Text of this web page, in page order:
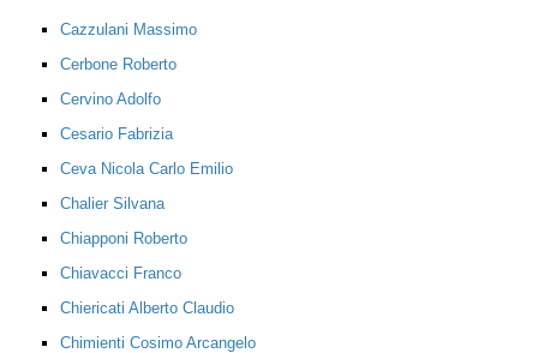
Cazzulani Massimo
Cerbone Roberto
Cervino Adolfo
Cesario Fabrizia
Ceva Nicola Carlo Emilio
Chalier Silvana
Chiapponi Roberto
Chiavacci Franco
Chiericati Alberto Claudio
Chimienti Cosimo Arcangelo